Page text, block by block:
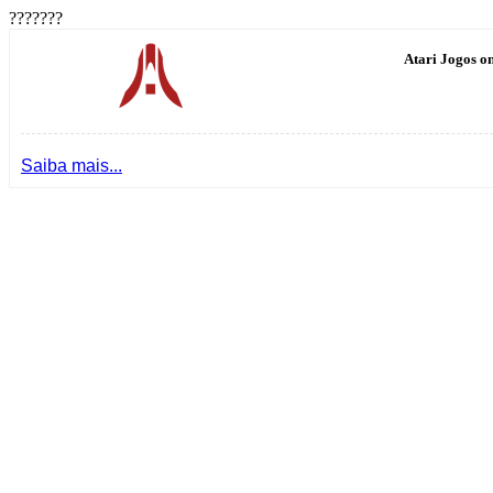
???????
Atari Jogos
Saiba mais...